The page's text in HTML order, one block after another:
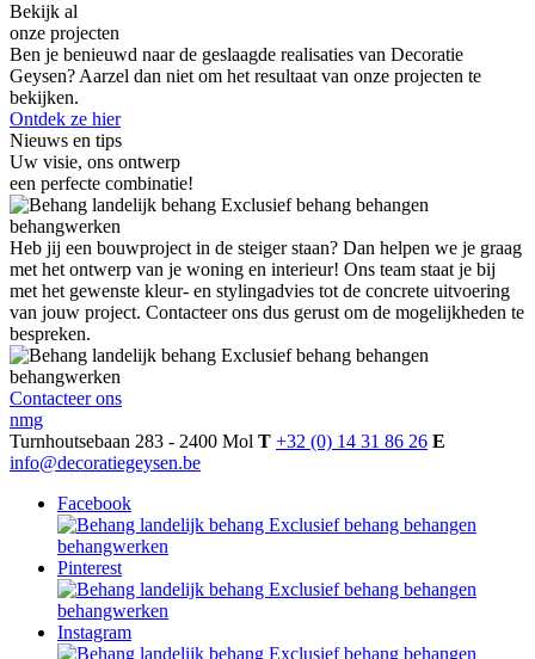
Bekijk al
onze projecten
Ben je benieuwd naar de geslaagde realisaties van Decoratie
Geysen? Aarzel dan niet om het resultaat van onze projecten te
bekijken.
Ontdek ze hier
Nieuws en tips
Uw visie, ons ontwerp
een perfecte combinatie!
Heb jij een bouwproject in de steiger staan? Dan helpen we je graag
met het ontwerp van je woning en interieur! Ons team staat je bij
met het gewenste kleur- en stylingadvies tot de concrete uitvoering
van jouw project. Contacteer ons dus gerust om de mogelijkheden te
bespreken.
Contacteer ons
nmg
Turnhoutsebaan 283 - 2400 Mol T +32 (0) 14 31 86 26 E
info@decoratiegeysen.be
Facebook
Pinterest
Instagram